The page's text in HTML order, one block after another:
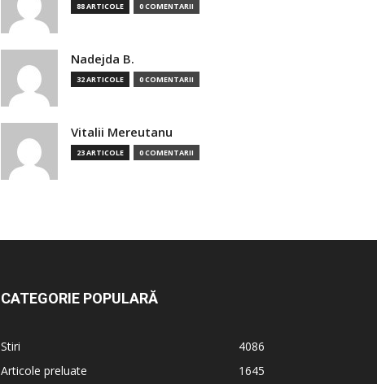
88 ARTICOLE 0 COMENTARII
Nadejda B.
32 ARTICOLE 0 COMENTARII
Vitalii Mereutanu
23 ARTICOLE 0 COMENTARII
CATEGORIE POPULARĂ
Stiri
4086
Articole preluate
1645